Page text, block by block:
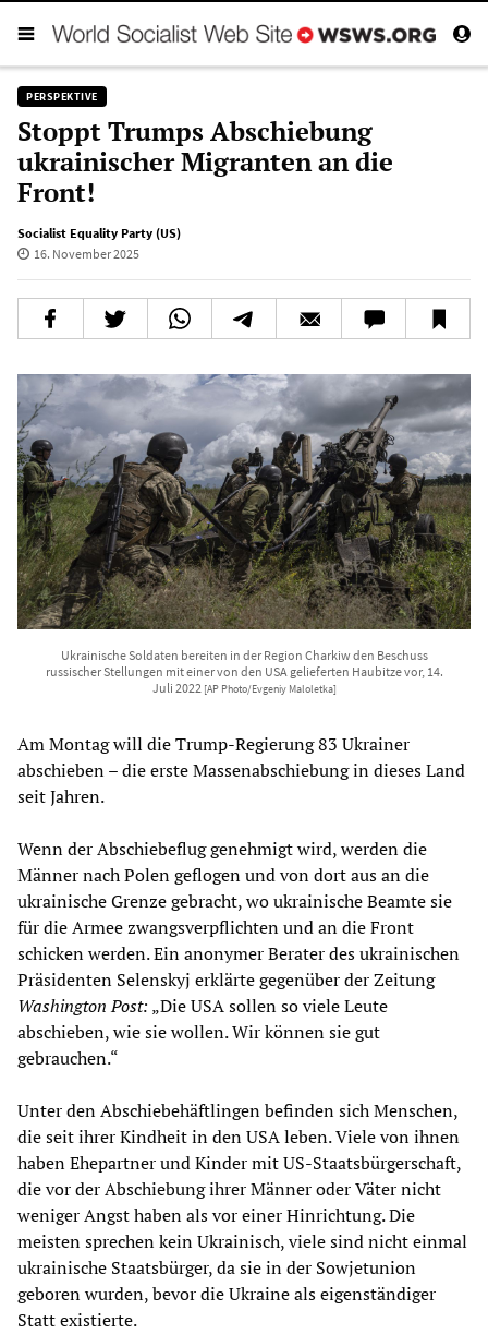
PERSPEKTIVE
Stoppt Trumps Abschiebung
ukrainischer Migranten an die
Front!
Socialist Equality Party (US)
16. November 2025
Ukrainische Soldaten bereiten in der Region Charkiw den Beschuss
russischer Stellungen mit einer von den USA gelieferten Haubitze vor, 14.
Juli 2022 [AP Photo/Evgeniy Maloletka]
Am Montag will die Trump-Regierung 83 Ukrainer
abschieben – die erste Massenabschiebung in dieses Land
seit Jahren.
Wenn der Abschiebeflug genehmigt wird, werden die
Männer nach Polen geflogen und von dort aus an die
ukrainische Grenze gebracht, wo ukrainische Beamte sie
für die Armee zwangsverpflichten und an die Front
schicken werden. Ein anonymer Berater des ukrainischen
Präsidenten Selenskyj erklärte gegenüber der Zeitung
Washington Post: „Die USA sollen so viele Leute
abschieben, wie sie wollen. Wir können sie gut
gebrauchen.“
Unter den Abschiebehäftlingen befinden sich Menschen,
die seit ihrer Kindheit in den USA leben. Viele von ihnen
haben Ehepartner und Kinder mit US-Staatsbürgerschaft,
die vor der Abschiebung ihrer Männer oder Väter nicht
weniger Angst haben als vor einer Hinrichtung. Die
meisten sprechen kein Ukrainisch, viele sind nicht einmal
ukrainische Staatsbürger, da sie in der Sowjetunion
geboren wurden, bevor die Ukraine als eigenständiger
Statt existierte.